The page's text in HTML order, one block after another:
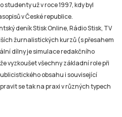
už v roce 1997, kdy byl
v České republice.
deník Stisk Online, Rádio Stisk, TV
žurnalistických kurzů (s přesahem
dílny je simulace redakčního
vyzkoušet všechny základní role při
obsahu i související
se tak na praxi v různých typech